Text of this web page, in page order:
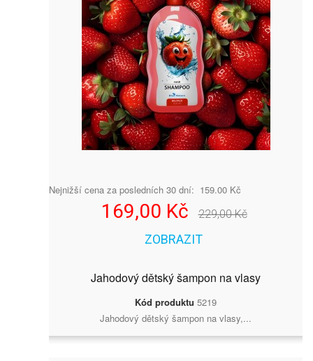
Nejnižší cena za posledních 30 dní: 159.00 Kč
169,00 Kč 229,00 Kč
ZOBRAZIT
Jahodový dětský šampon na vlasy
Kód produktu 5219
Jahodový dětský šampon na vlasy,...